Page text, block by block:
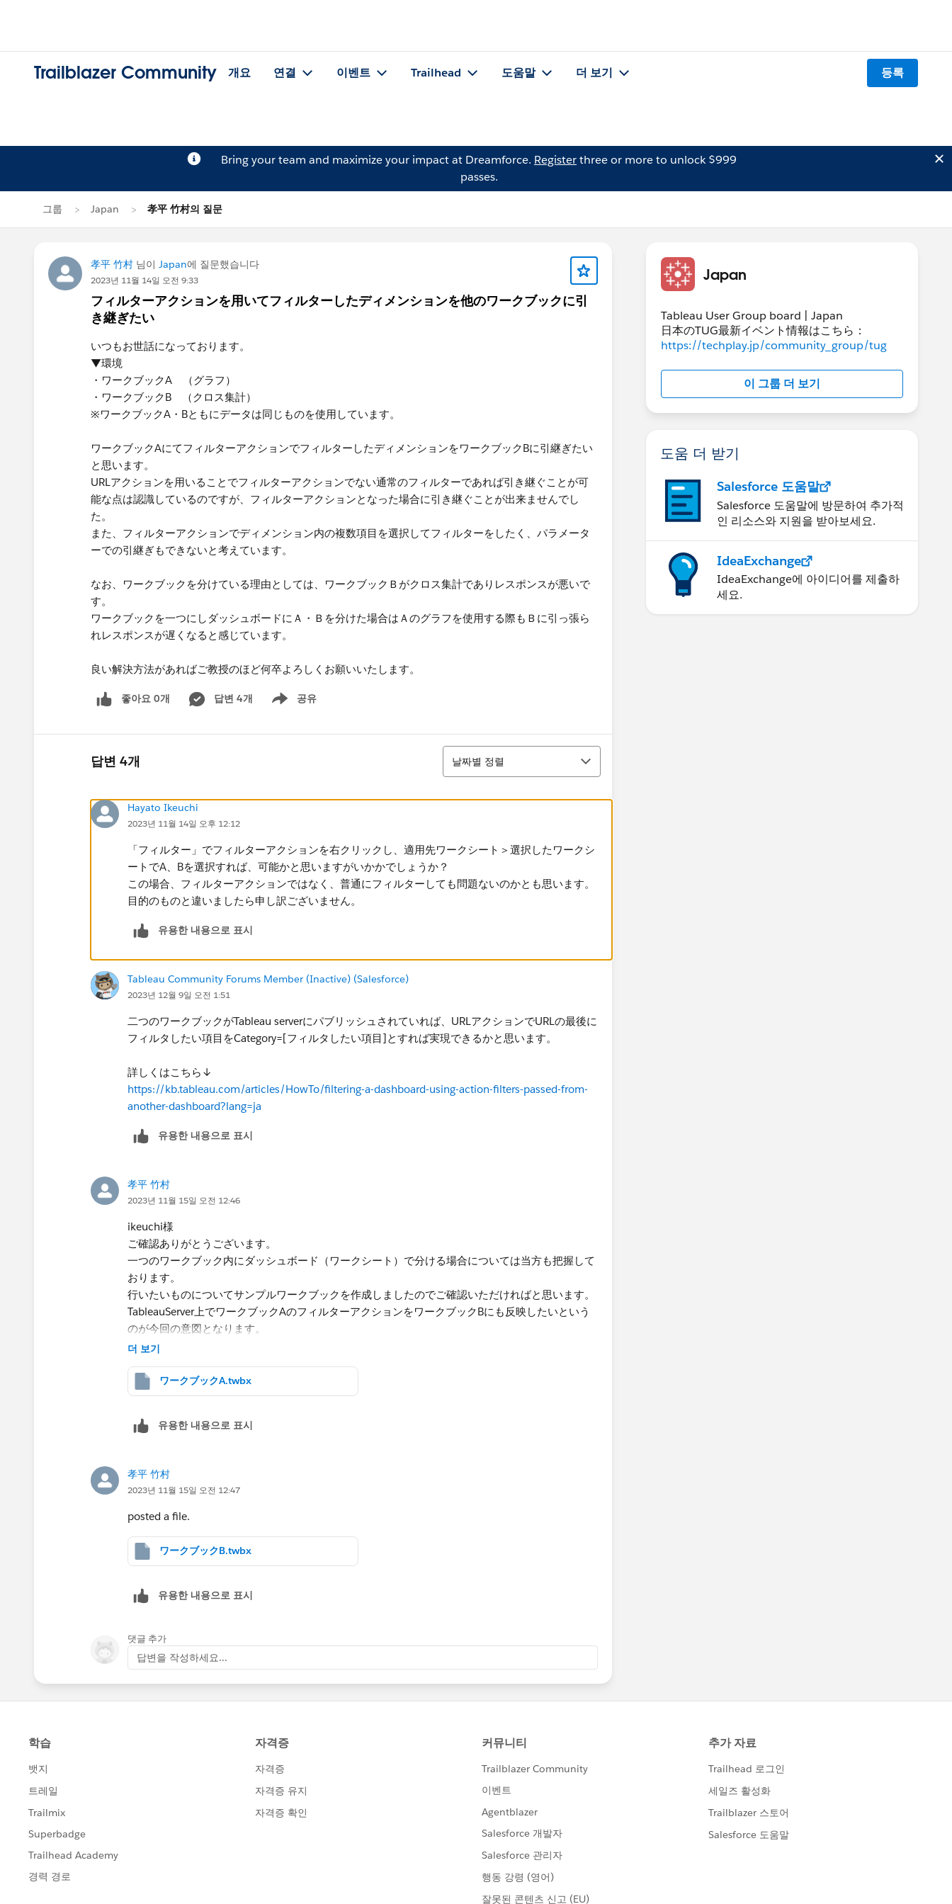
Trailblazer Community 개요 연결 이벤트 Trailhead 도움말 더 보기 등록
Bring your team and maximize your impact at Dreamforce. Registerthree or more to unlock $999
passes.
그룹 Japan 孝平 竹村의 질문
孝平 竹村 님이 Japan에 질문했습니다
2023년 11월 14일 오전 9:33
フィルターアクションを用いてフィルターしたディメンションを他のワークブックに引
き継ぎたい
いつもお世話になっております。
▼環境
・ワークブックA （グラフ）
・ワークブックB （クロス集計）
※ワークブックA・Bともにデータは同じものを使用しています。
ワークブックAにてフィルターアクションでフィルターしたディメンションをワークブックBに引継ぎたい
と思います。
URLアクションを用いることでフィルターアクションでない通常のフィルターであれば引き継ぐことが可
能な点は認識しているのですが、フィルターアクションとなった場合に引き継ぐことが出来ませんでし
た。
また、フィルターアクションでディメンション内の複数項目を選択してフィルターをしたく、パラメータ
ーでの引継ぎもできないと考えています。
なお、ワークブックを分けている理由としては、ワークブックＢがクロス集計でありレスポンスが悪いで
す。
ワークブックを一つにしダッシュボードにＡ・Ｂを分けた場合はＡのグラフを使用する際もＢに引っ張ら
れレスポンスが遅くなると感じています。
良い解決方法があればご教授のほど何卒よろしくお願いいたします。
좋아요 0개 답변 4개 공유
Show menu
답변 4개
정렬
날짜별 정렬
Hayato Ikeuchi
2023년 11월 14일 오후 12:12
「フィルター」でフィルターアクションを右クリックし、適用先ワークシート＞選択したワークシ
ートでA、Bを選択すれば、可能かと思いますがいかかでしょうか？
この場合、フィルターアクションではなく、普通にフィルターしても問題ないのかとも思います。
目的のものと違いましたら申し訳ございません。
유용한 내용으로 표시
Tableau Community Forums Member (Inactive) (Salesforce)
2023년 12월 9일 오전 1:51
二つのワークブックがTableau serverにパブリッシュされていれば、URLアクションでURLの最後に
フィルタしたい項目をCategory=[フィルタしたい項目]とすれば実現できるかと思います。
詳しくはこちら↓
https://kb.tableau.com/articles/HowTo/filtering-a-dashboard-using-action-filters-passed-from-
another-dashboard?lang=ja
유용한 내용으로 표시
孝平 竹村
2023년 11월 15일 오전 12:46
ikeuchi様
ご確認ありがとうございます。
一つのワークブック内にダッシュボード（ワークシート）で分ける場合については当方も把握して
おります。
行いたいものについてサンプルワークブックを作成しましたのでご確認いただければと思います。
TableauServer上でワークブックAのフィルターアクションをワークブックBにも反映したいという
のが今回の意図となります。
添付ファイルは1つのみ添付できるようですので別途ワークブックBを投稿します。
더 보기
ワークブックA.twbx
유용한 내용으로 표시
孝平 竹村
2023년 11월 15일 오전 12:47
posted a file.
ワークブックB.twbx
유용한 내용으로 표시
댓글 추가
답변을 작성하세요...
Japan
Tableau User Group board | Japan
日本のTUG最新イベント情報はこちら：
https://techplay.jp/community_group/tug
이 그룹 더 보기
도움 더 받기
Salesforce 도움말
Salesforce 도움말에 방문하여 추가적
인 리소스와 지원을 받아보세요.
IdeaExchange
IdeaExchange에 아이디어를 제출하
세요.